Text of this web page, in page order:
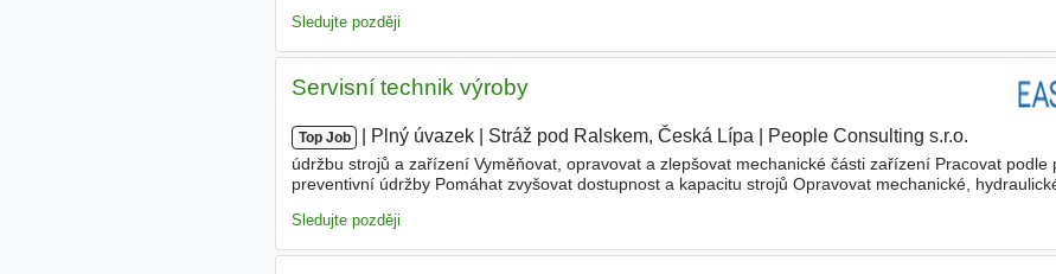
Sledujte později
Servisní technik výroby
Top Job Plný úvazek Stráž pod Ralskem, Česká Lípa People Consulting s.r.o.
údržbu strojů a zařízení Vyměňovat, opravovat a zlepšovat mechanické části zařízení Pracovat podle
preventivní údržby Pomáhat zvyšovat dostupnost a kapacitu strojů Opravovat mechanické,
Sledujte později